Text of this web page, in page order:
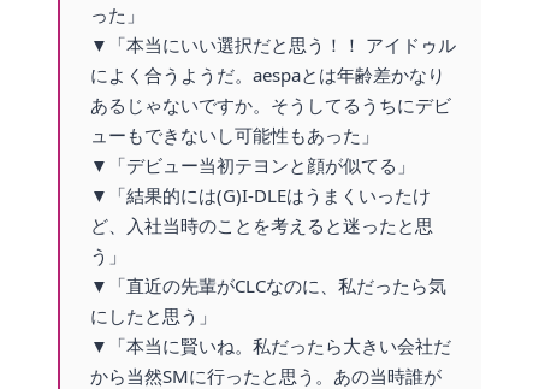
った」
▼「本当にいい選択だと思う！！ アイドゥル
によく合うようだ。aespaとは年齢差かなり
あるじゃないですか。そうしてるうちにデビ
ューもできないし可能性もあった」
▼「デビュー当初テヨンと顔が似てる」
▼「結果的には(G)I-DLEはうまくいったけ
ど、入社当時のことを考えると迷ったと思
う」
▼「直近の先輩がCLCなのに、私だったら気
にしたと思う」
▼「本当に賢いね。私だったら大きい会社だ
から当然SMに行ったと思う。あの当時誰が